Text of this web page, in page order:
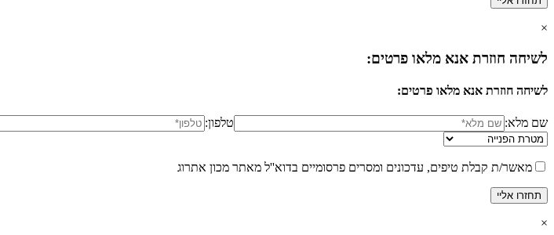
×
לשיחה חוזרת אנא מלאו פרטים:
לשיחה חוזרת אנא מלאו פרטים:
שם מלא: טלפון:
מאשר/ת קבלת טיפים, עדכונים ומסרים פרסומיים בדוא''ל מאתר מכון אתרוג
×